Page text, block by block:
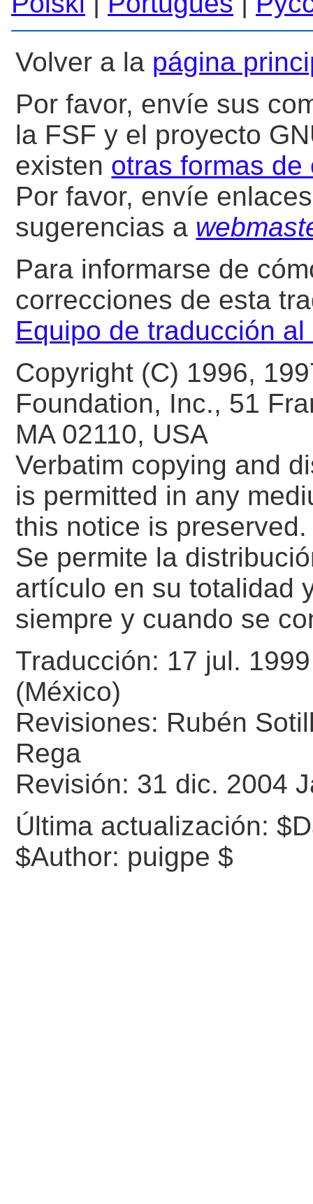
Volver a la página
Por favor, envíe sus
la FSF y el proyecto
existen otras formas de
Por favor, envíe
sugerencias a
Para informarse de
correcciones de esta
Equipo de traducción
Copyright (C) 1996,
Foundation, Inc., 51
MA 02110, USA
Verbatim copying and
is permitted in any
this notice is preserved.
Se permite la
artículo en su totalidad
siempre y cuando se
Traducción: 17 jul.
(México)
Revisiones: Rubén
Rega
Revisión: 31 dic. 2004
Última actualización:
$Author: puigpe $